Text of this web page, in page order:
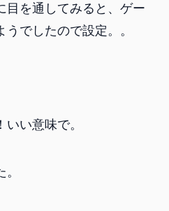
目を通してみると、ゲー
でしたので設定。。
い意味で。